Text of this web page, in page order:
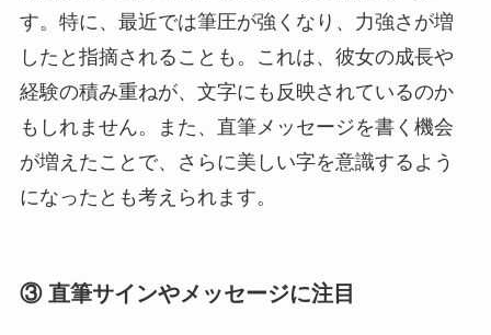
す。特に、最近では筆圧が強くなり、力強さが増
したと指摘されることも。これは、彼女の成長や
経験の積み重ねが、文字にも反映されているのか
もしれません。また、直筆メッセージを書く機会
が増えたことで、さらに美しい字を意識するよう
になったとも考えられます。
③ 直筆サインやメッセージに注目